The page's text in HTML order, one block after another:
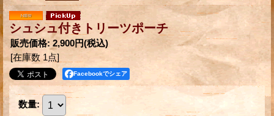
シュシュ付きトリーツポーチ
販売価格: 2,900円(税込)
[在庫数 1点]
Facebookでシェア
数量: